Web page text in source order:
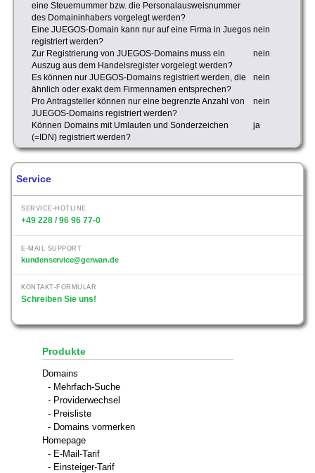
eine Steuernummer bzw. die Personalausweisnummer
des Domaininhabers vorgelegt werden?
Eine JUEGOS-Domain kann nur auf eine Firma in Juegos
registriert werden?
nein
Zur Registrierung von JUEGOS-Domains muss ein
Auszug aus dem Handelsregister vorgelegt werden?
nein
Es können nur JUEGOS-Domains registriert werden, die
ähnlich oder exakt dem Firmennamen entsprechen?
nein
Pro Antragsteller können nur eine begrenzte Anzahl von
JUEGOS-Domains registriert werden?
nein
Können Domains mit Umlauten und Sonderzeichen
(=IDN) registriert werden?
ja
Service
SERVICE-HOTLINE
+49 228 / 96 96 77-0
E-MAIL SUPPORT
kundenservice@gerwan.de
KONTAKT-FORMULAR
Schreiben Sie uns!
Produkte
Domains
- Mehrfach-Suche
- Providerwechsel
- Preisliste
- Domains vormerken
Homepage
- E-Mail-Tarif
- Einsteiger-Tarif